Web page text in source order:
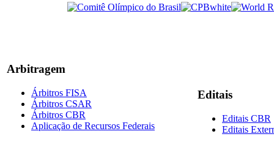
Arbitragem
Árbitros FISA
Árbitros CSAR
Árbitros CBR
Aplicação de Recursos Federais
Editais
Editais CBR
Editais